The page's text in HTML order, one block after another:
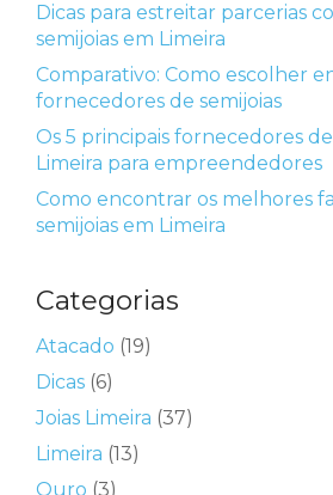
Dicas para estreitar parcerias
semijoias em Limeira
Comparativo: Como escolher
fornecedores de semijoias
Os 5 principais fornecedores
Limeira para empreendedores
Como encontrar os melhores
semijoias em Limeira
Categorias
Atacado (19)
Dicas (6)
Joias Limeira (37)
Limeira (13)
Ouro (3)